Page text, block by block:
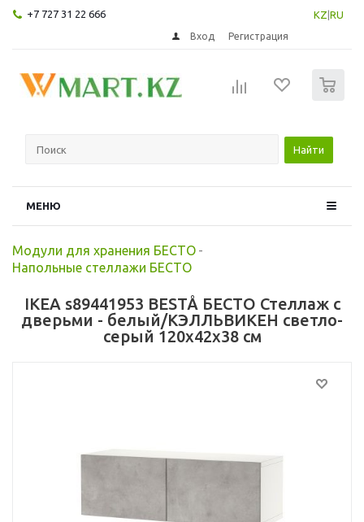
+7 727 31 22 666 KZ RU
Вход Регистрация
Найти
МЕНЮ
Модули для хранения БЕСТО -
Напольные стеллажи БЕСТО
IKEA s89441953 BESTÅ БЕСТО Стеллаж с
дверьми - белый/КЭЛЛЬВИКЕН светло-
серый 120x42x38 см